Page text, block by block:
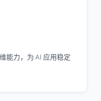
能力，为 AI 应用稳定